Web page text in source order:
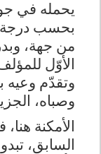
يحمله في
بحسب درجة
من جهة،
الأوّل
وتقدّم وعيه
وصباه،
الأمكنة
السابق،